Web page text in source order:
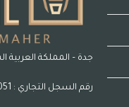
جدة – المملكة العربية
رقم السجل التجاري : 7004995051